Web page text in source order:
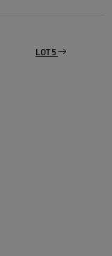
LOT 5